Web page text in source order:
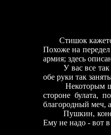
Стишок
Похоже на
армия; здесь
У вас все
обе руки так
Некоторым
стороне булата,
благородный меч,
Пушкин,
Ему не надо - вот